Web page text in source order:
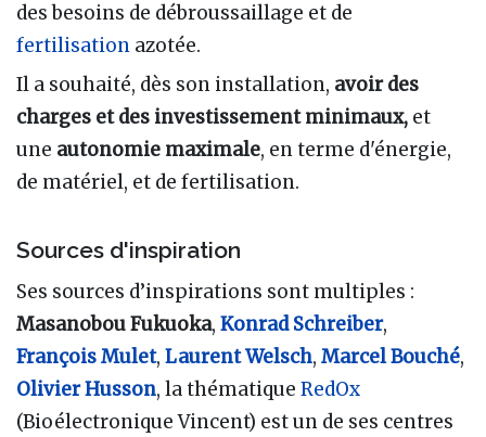
des besoins de débroussaillage et de
fertilisation azotée.
Il a souhaité, dès son installation, avoir des
charges et des investissement minimaux, et
une autonomie maximale, en terme d'énergie,
de matériel, et de fertilisation.
Sources d'inspiration
Ses sources d’inspirations sont multiples :
Masanobou Fukuoka, Konrad Schreiber,
François Mulet, Laurent Welsch, Marcel Bouché,
Olivier Husson, la thématique RedOx
(Bioélectronique Vincent) est un de ses centres